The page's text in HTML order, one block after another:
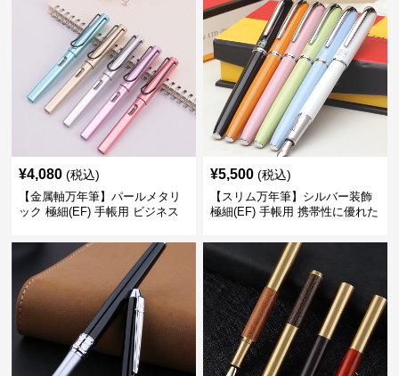
¥4,080 (税込)
【金属軸万年筆】パールメタリ
ック 極細(EF) 手帳用 ビジネス
る
¥5,500 (税込)
【スリム万年筆】シルバー装飾
極細(EF) 手帳用 携帯性に優れた
ートに筆記